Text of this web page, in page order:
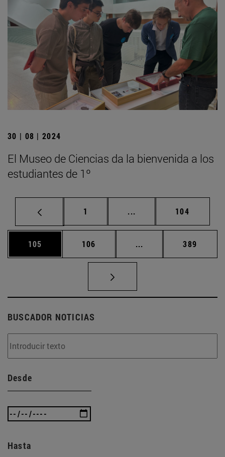
30 | 08 | 2024
El Museo de Ciencias da la bienvenida a los
estudiantes de 1º
Página
1 ... Páginas intermedias
Página
104
Página
105 Página
106 ... Páginas intermedias
Página
389
BUSCADOR NOTICIAS
Desde
Hasta